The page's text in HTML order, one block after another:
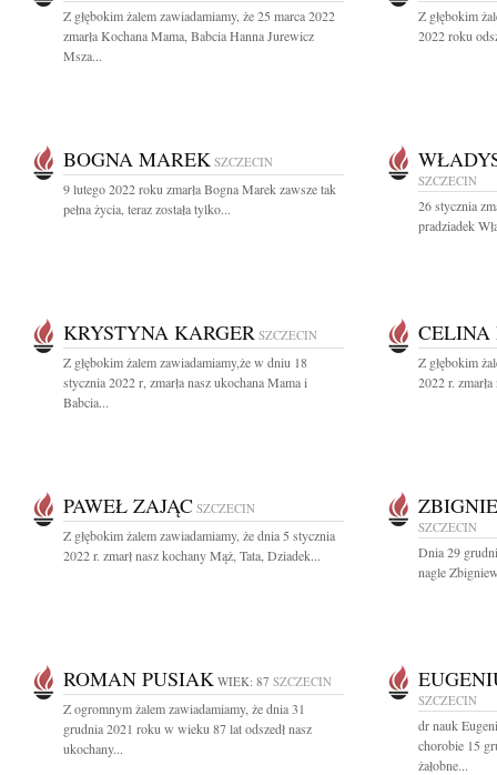
Z głębokim żalem zawiadamiamy, że 25 marca 2022
zmarła Kochana Mama, Babcia Hanna Jurewicz
Msza...
Z głębokim
2022 roku
BOGNA MAREK SZCZECIN
9 lutego 2022 roku zmarła Bogna Marek zawsze tak
pełna życia, teraz została tylko...
SZCZECIN
26 stycznia
pradziadek
KRYSTYNA KARGER SZCZECIN
Z głębokim żalem zawiadamiamy,że w dniu 18
stycznia 2022 r, zmarła nasz ukochana Mama i
Babcia...
CELINA
Z głębokim
2022 r.
PAWEŁ ZAJĄC SZCZECIN
Z głębokim żalem zawiadamiamy, że dnia 5 stycznia
2022 r. zmarł nasz kochany Mąż, Tata, Dziadek...
SZCZECIN
Dnia 29
nagle
ROMAN PUSIAK WIEK: 87 SZCZECIN
Z ogromnym żalem zawiadamiamy, że dnia 31
grudnia 2021 roku w wieku 87 lat odszedł nasz
ukochany...
SZCZECIN
dr nauk
chorobie 15
żałobne...